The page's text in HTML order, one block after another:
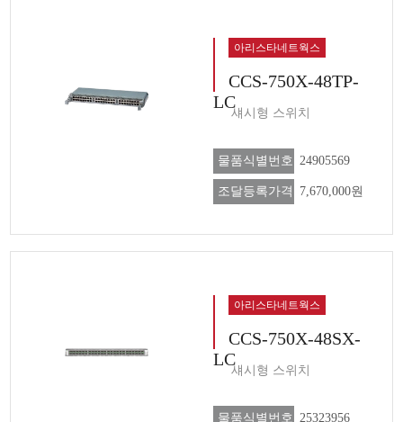
아리스타네트웍스
CCS-750X-48TP-
LC
섀시형 스위치
물품식별번호 24905569
조달등록가격 7,670,000원
아리스타네트웍스
CCS-750X-48SX-
LC
섀시형 스위치
물품식별번호 25323956